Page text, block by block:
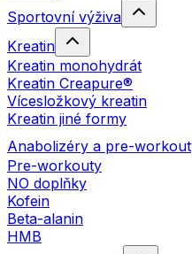
Sportovní výživa
Kreatin
Kreatin monohydrát
Kreatin Creapure®
Vícesložkový kreatin
Kreatin jiné formy
Anabolizéry a pre-
Pre-workouty
NO doplňky
Kofein
Beta-alanin
HMB